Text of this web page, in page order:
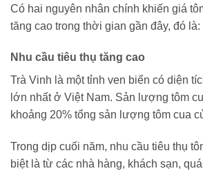
Có hai nguyên nhân chính khiến giá
tăng cao trong thời gian gần đây, đó là:
Nhu cầu tiêu thụ tăng cao
Trà Vinh là một tỉnh ven biển có diện
lớn nhất ở Việt Nam. Sản lượng tôm
khoảng 20% tổng sản lượng tôm cua
Trong dịp cuối năm, nhu cầu tiêu thụ
biệt là từ các nhà hàng, khách sạn,